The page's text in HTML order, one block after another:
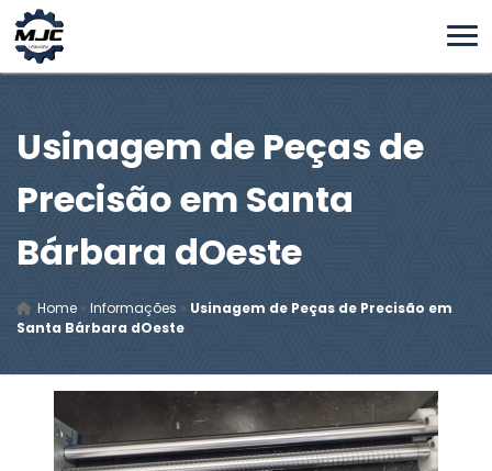
Usinagem de Peças de
Precisão em Santa
Bárbara dOeste
Home » Informações » Usinagem de Peças de Precisão em
Santa Bárbara dOeste